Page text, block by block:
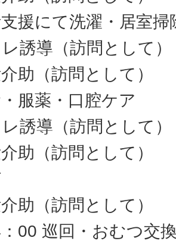
援にて洗濯・居室
誘導（訪問として）
助（訪問として）
服薬・口腔ケア
誘導（訪問として）
助（訪問として）
助（訪問として）
00 巡回・おむつ交